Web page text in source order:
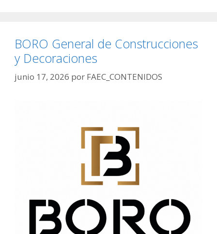
BORO General de Construcciones
y Decoraciones
junio 17, 2026 por FAEC_CONTENIDOS